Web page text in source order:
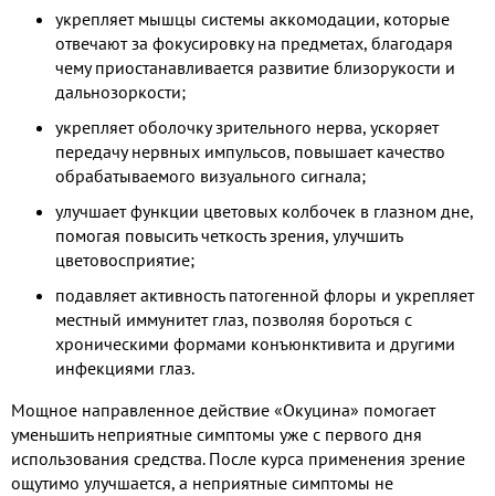
укрепляет мышцы системы аккомодации, которые
отвечают за фокусировку на предметах, благодаря
чему приостанавливается развитие близорукости и
дальнозоркости;
укрепляет оболочку зрительного нерва, ускоряет
передачу нервных импульсов, повышает качество
обрабатываемого визуального сигнала;
улучшает функции цветовых колбочек в глазном дне,
помогая повысить четкость зрения, улучшить
цветовосприятие;
подавляет активность патогенной флоры и укрепляет
местный иммунитет глаз, позволяя бороться с
хроническими формами конъюнктивита и другими
инфекциями глаз.
Мощное направленное действие «Окуцина» помогает
уменьшить неприятные симптомы уже с первого дня
использования средства. После курса применения зрение
ощутимо улучшается, а неприятные симптомы не